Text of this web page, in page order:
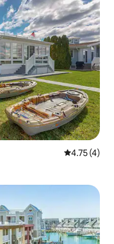
Meánrátáil
4.75 (4)